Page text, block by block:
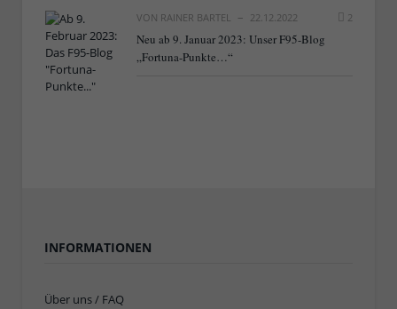
VON RAINER BARTEL 22.12.2022 2
Neu ab 9. Januar 2023: Unser F95-Blog
„Fortuna-Punkte…“
INFORMATIONEN
Über uns / FAQ